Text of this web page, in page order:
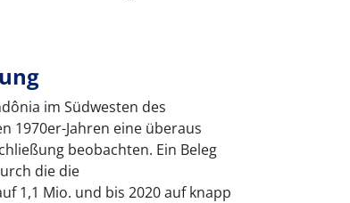
im Südwesten des
1970er-Jahren eine überaus
beobachten. Ein Beleg
die die
1,1 Mio. und bis 2020 auf knapp